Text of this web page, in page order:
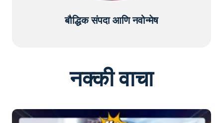
बौद्धिक संपदा आणि नवोन्मेष
नक्की वाचा